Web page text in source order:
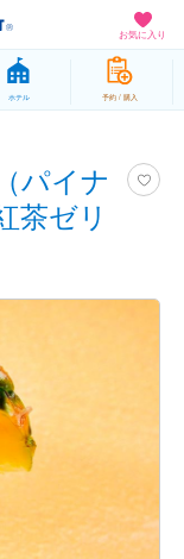
お気に入り
ホテル 予約 / 購入
パイナ
茶ゼリ